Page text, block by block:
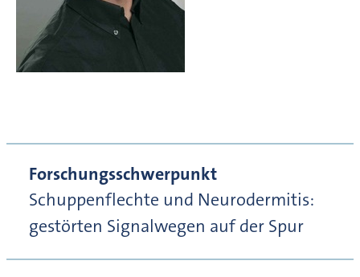
Forschungsschwerpunkt
Schuppenflechte und Neurodermitis:
gestörten Signalwegen auf der Spur